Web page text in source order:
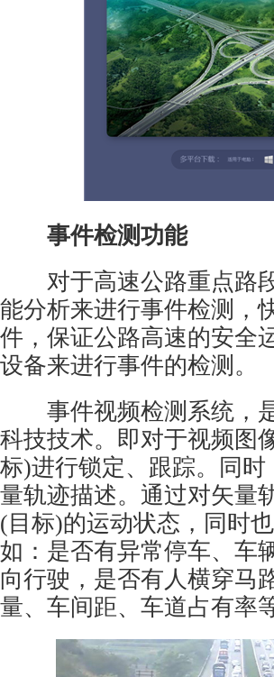
事件检测功能
对于高速公路重点路段
能分析来进行事件检测，
件，保证公路高速的安全
设备来进行事件的检测。
事件视频检测系统，是
科技技术。即对于视频图
标)进行锁定、跟踪。同
量轨迹描述。通过对矢量
(目标)的运动状态，同时
如：是否有异常停车、车
向行驶，是否有人横穿马
量、车间距、车道占有率